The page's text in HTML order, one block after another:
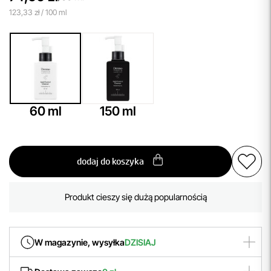
123,33 zł / 100 ml
60 ml 150 ml
dodaj do koszyka
Aktualnie 1 osoba ogląda ten produkt
Produkt cieszy się dużą popularnością
Aktualnie 1 osoba ogląda ten produkt
W magazynie, wysyłkaDZISIAJ